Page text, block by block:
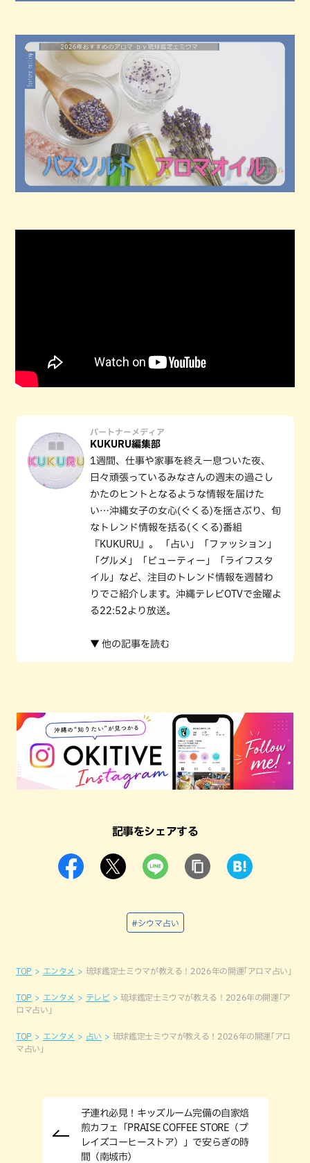
パートナーメディア
KUKURU編集部
1週間、仕事や家事を終え一息ついた夜、
日々頑張っているみなさんの週末の過ごし
かたのヒントとなるような情報を届けた
い…沖縄女子の女心(ぐくる)を揺さぶり、旬
なトレンド情報を括る(くくる)番組
『KUKURU』。 「占い」「ファッション」
「グルメ」「ビューティー」「ライフスタ
イル」など、注目のトレンド情報を週替わ
りでご紹介します。沖縄テレビOTVで金曜よ
る22:52より放送。
▼ 他の記事を読む
記事をシェアする
#シウマ占い
TOP エンタメ 琉球鑑定士ミウマが教える！2026年の開運｢アロマ占い｣
TOP エンタメ テレビ
琉球鑑定士ミウマが教える！2026年の開運｢ア
ロマ占い｣
TOP エンタメ 占い
琉球鑑定士ミウマが教える！2026年の開運｢アロ
マ占い｣
子連れ必見！キッズルーム完備の自家焙
煎カフェ「PRAISE COFFEE STORE（プ
レイズコーヒーストア）」で安らぎの時
間（南城市）